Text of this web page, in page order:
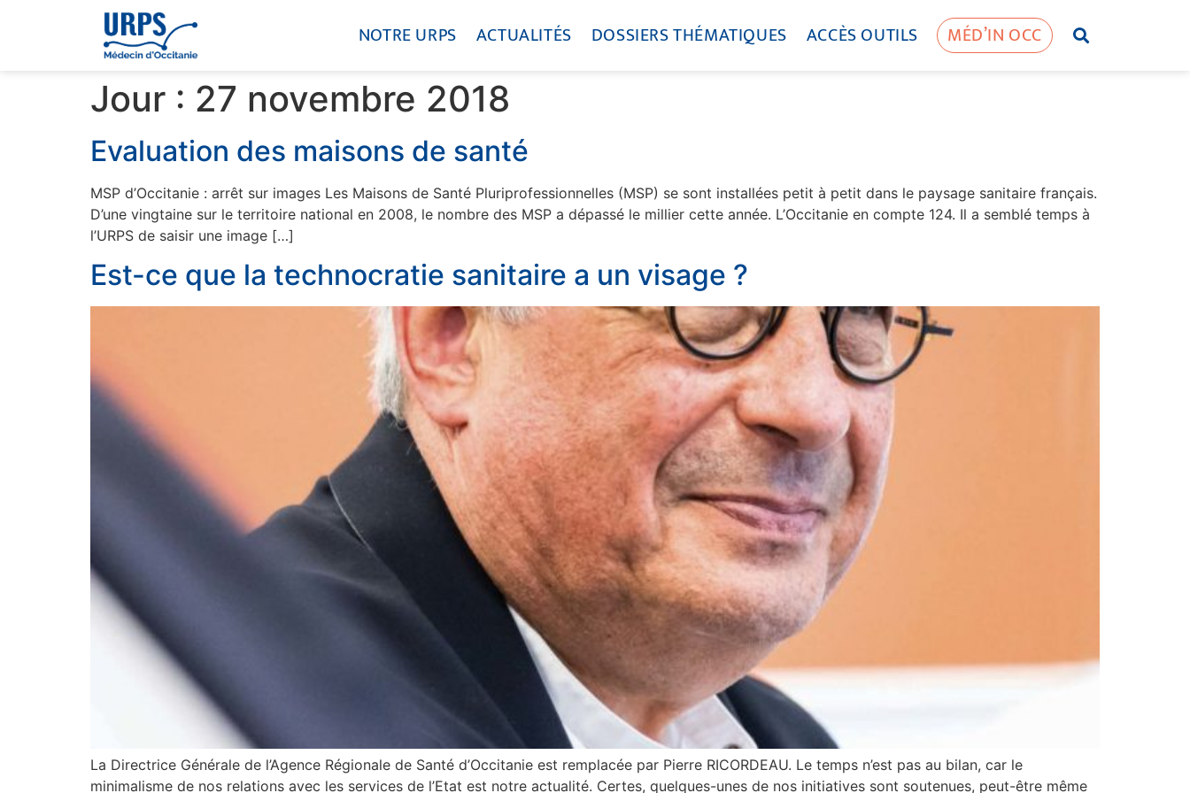
NOTRE URPS ACTUALITÉS DOSSIERS THÉMATIQUES ACCÈS OUTILS MÉD’IN OCC
Jour : 27 novembre 2018
Evaluation des maisons de santé
MSP d’Occitanie : arrêt sur images Les Maisons de Santé Pluriprofessionnelles (MSP) se sont installées petit à petit dans le paysage sanitaire français.
D’une vingtaine sur le territoire national en 2008, le nombre des MSP a dépassé le millier cette année. L’Occitanie en compte 124. Il a semblé temps à
l’URPS de saisir une image […]
Est-ce que la technocratie sanitaire a un visage ?
La Directrice Générale de l’Agence Régionale de Santé d’Occitanie est remplacée par Pierre RICORDEAU. Le temps n’est pas au bilan, car le
minimalisme de nos relations avec les services de l’Etat est notre actualité. Certes, quelques-unes de nos initiatives sont soutenues, peut-être même